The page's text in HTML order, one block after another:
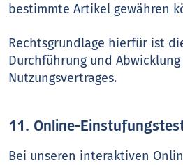
bestimmte Artikel gewähren
Rechtsgrundlage hierfür ist
Durchführung und
Nutzungsvertrages.
11. Online-
Bei unseren interaktiven